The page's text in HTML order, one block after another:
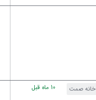
خانه صمت 10 ماه قبل